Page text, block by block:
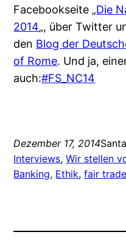
Facebookseite „Die
2014„, über Twitter
den Blog der
of Rome. Und ja,
auch:#FS_NC14
Dezember 17, 2014
Interviews, Wir stellen
Banking, Ethik, fair trade